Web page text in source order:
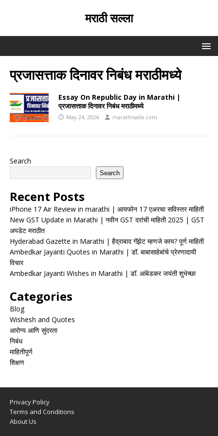
मराठी सल्ला
प्रजासत्ताक दिनावर निबंध मराठीमध्ये
Essay On Republic Day in Marathi |
प्रजासत्ताक दिनावर निबंध मराठीमध्ये
May 24, 2024 marathisalla.com
Search
Search
Recent Posts
iPhone 17 Air Review in marathi | आयफोन 17 एअरचा सविस्तर माहिती
New GST Update in Marathi | नवीन GST दरांची माहिती 2025 | GST
अपडेट मराठीत
Hyderabad Gazette in Marathi | हैद्राबाद गॅझेट म्हणजे काय? पूर्ण माहिती
Ambedkar Jayanti Quotes in Marathi | डॉ. बाबासाहेबांचे प्रेरणादायी
विचार
Ambedkar Jayanti Wishes in Marathi | डॉ. आंबेडकर जयंती शुभेच्छा
Categories
Blog
Wishesh and Quotes
आरोग्य आणि सुंदरता
निबंध
माहितीपूर्ण
शिक्षण
Privacy Policy
Terms and Conditions
About Us